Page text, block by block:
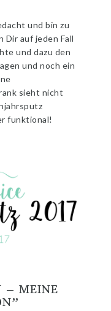
und bin zu
Dir auf jeden Fall
und dazu den
und noch ein
sieht nicht
funktional!
– MEINE